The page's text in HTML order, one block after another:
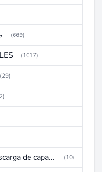
(669)
(1017)
(29)
CDI(Ignicion por descarga de capacitor) (10)